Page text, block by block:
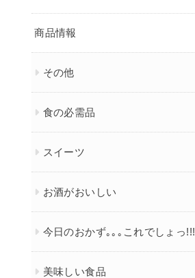
商品情報
その他
食の必需品
スイーツ
お酒がおいしい
今日のおかず｡｡｡これでしょっ!!!
美味しい食品